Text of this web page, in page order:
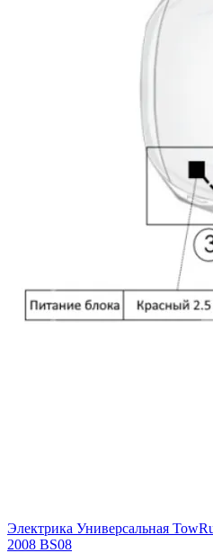
Электрика Универсальная
2008 BS08